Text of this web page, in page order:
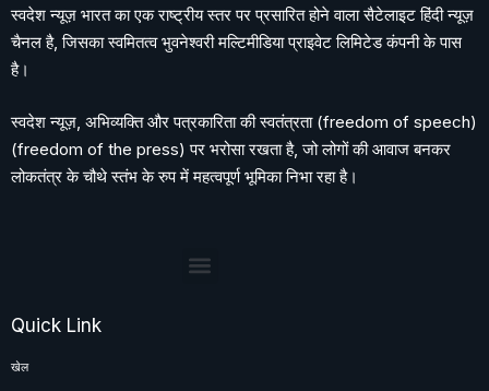
स्वदेश न्यूज़ भारत का एक राष्ट्रीय स्तर पर प्रसारित होने वाला सैटेलाइट हिंदी न्यूज़
चैनल है, जिसका स्वमितत्व भुवनेश्वरी मल्टिमीडिया प्राइवेट लिमिटेड कंपनी के पास
है।
स्वदेश न्यूज़, अभिव्यक्ति और पत्रकारिता की स्वतंत्रता (freedom of speech)
(freedom of the press) पर भरोसा रखता है, जो लोगों की आवाज बनकर
लोकतंत्र के चौथे स्तंभ के रुप में महत्वपूर्ण भूमिका निभा रहा है।
Quick Link
खेल